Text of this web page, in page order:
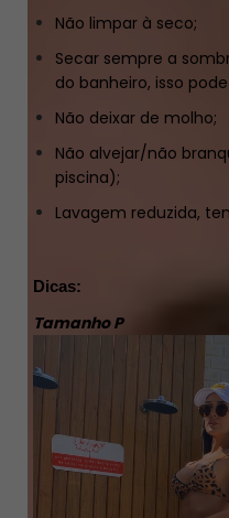
Não limpar à seco;
Secar sempre a
do banheiro, isso
Não deixar de molho;
Não alvejar/não
piscina);
Lavagem reduzida,
Dicas:
Tamanho P